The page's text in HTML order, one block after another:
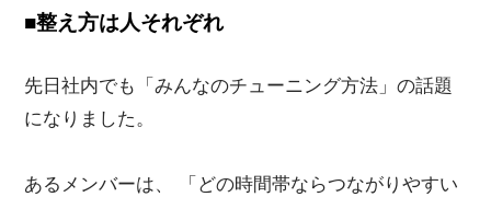
■整え方は人それぞれ
先日社内でも「みんなのチューニング方法」の話題
になりました。
あるメンバーは、 「どの時間帯ならつながりやすい